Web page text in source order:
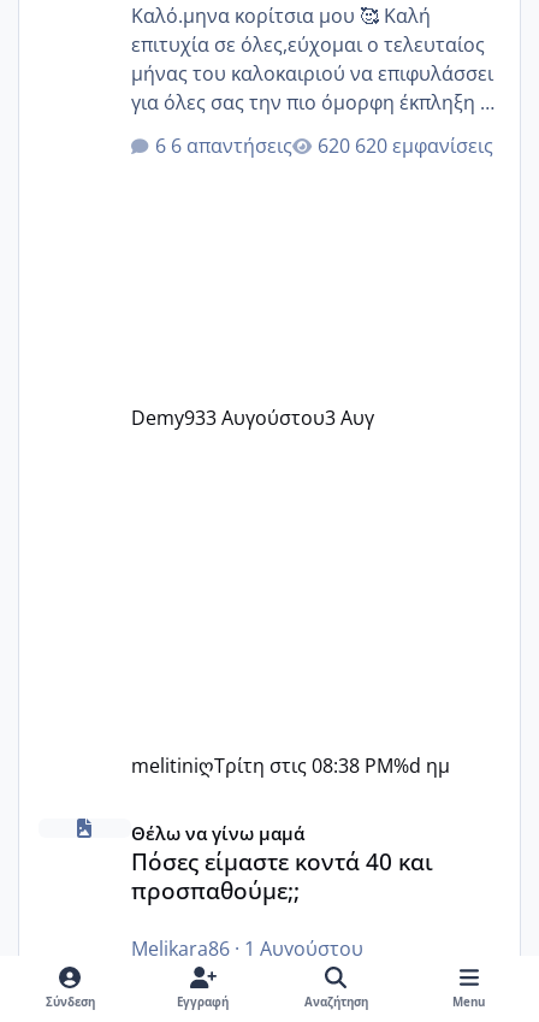
Καλό.μηνα κορίτσια μου 🥰 Καλή
επιτυχία σε όλες,εύχομαι ο τελευταίος
μήνας του καλοκαιριού να επιφυλάσσει
για όλες σας την πιο όμορφη έκπληξη 🧿
@Elk @Melikara86 @Παρασκευαιδου
@Zenia z @melitiniღ @Christi.D.
6 απαντήσεις 620 εμφανίσεις
Demy933 Αυγούστου3 Αυγ
melitiniღΤρίτη στις 08:38 PM%d ημ
Πόσες είμαστε κοντά 40 και προσπαθούμε;;
Θέλω να γίνω μαμά
Πόσες είμαστε κοντά 40 και
προσπαθούμε;;
Melikara86· 1 Αυγούστου
Καλησπέρα... Είμαι κοντά στα 40. Και.
Προσπαθώ για ένα ακόμα παιδάκι... Έχω
Σύνδεση Εγγραφή Αναζήτηση Menu